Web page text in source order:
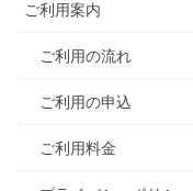
ご利用案内
ご利用の流れ
ご利用の申込
ご利用料金